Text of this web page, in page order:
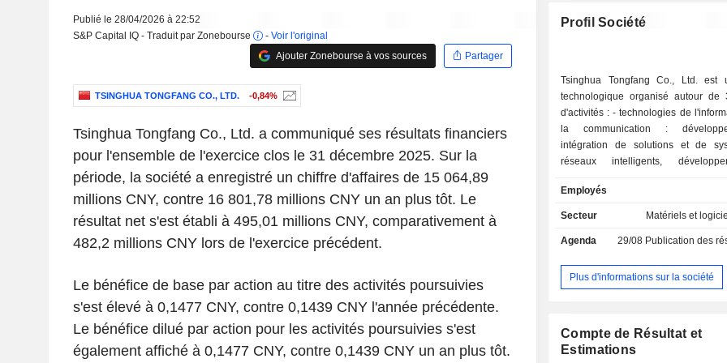
Publié le 28/04/2026 à 22:52
S&P Capital IQ - Traduit par Zonebourse
- Voir l'original
Ajouter Zonebourse à vos sources
Partager
TSINGHUA TONGFANG CO., LTD. -0,84%
Tsinghua Tongfang Co., Ltd. a communiqué ses résultats financiers
pour l'ensemble de l'exercice clos le 31 décembre 2025. Sur la
période, la société a enregistré un chiffre d'affaires de 15 064,89
millions CNY, contre 16 801,78 millions CNY un an plus tôt. Le
résultat net s'est établi à 495,01 millions CNY, comparativement à
482,2 millions CNY lors de l'exercice précédent.
Le bénéfice de base par action au titre des activités poursuivies
s'est élevé à 0,1477 CNY, contre 0,1439 CNY l'année précédente.
Le bénéfice dilué par action pour les activités poursuivies s'est
également affiché à 0,1477 CNY, contre 0,1439 CNY un an plus tôt.
Profil Société
Tsinghua Tongfang Co., Ltd. est
technologique organisé autour de
d'activités : - technologies de l'information et de
la communication :
intégration de solutions et de
réseaux intelligents,
d'équipements de
gamme, édition de logiciels,
public, etc. Le groupe développe
de transport intelligents, des
domotiques, et des solutions de
de gestion et de surveillance
systèmes de contrôle d'accès,
Employés
Secteur Matériels et
Agenda 29/08 Publication des résultats
Plus d'informations sur la société
Compte de Résultat et
Estimations